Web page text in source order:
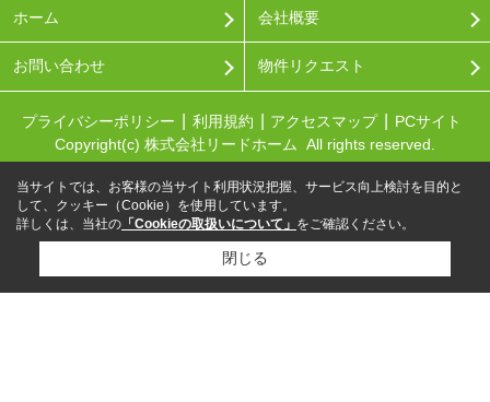
ホーム 会社概要
お問い合わせ 物件リクエスト
プライバシーポリシー 利用規約 アクセスマップ
PCサイト
Copyright(c) 株式会社リードホーム All rights reserved.
当サイトでは、お客様の当サイト利用状況把握、サービス向上検討を目的と
して、クッキー（Cookie）を使用しています。
詳しくは、当社の 「Cookieの取扱いについて」 をご確認ください。
閉じる